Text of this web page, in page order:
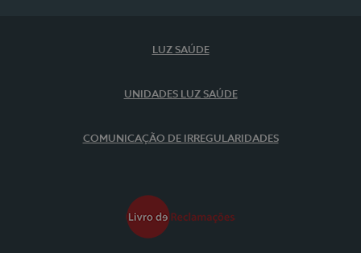
LUZ SAÚDE
UNIDADES LUZ SAÚDE
COMUNICAÇÃO DE IRREGULARIDADES